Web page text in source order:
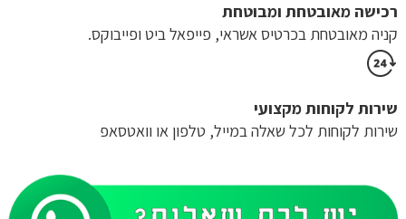
רכישה​ ​מאובטחת ומבוטחת
קניה מאובטחת בכרטיס אשראי, פייפאל ביט ופייבוקס.
שירות לקוחות מקצועי
שירות לקוחות לכל שאלה במייל, טלפון או וואטסאפ